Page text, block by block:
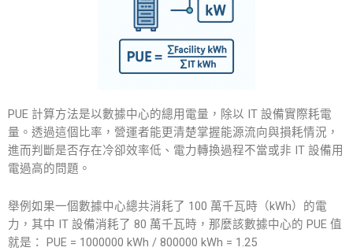
PUE 計算方法是以數據中心的總用電量，除以 IT 設備實際耗電
量。透過這個比率，營運者能更清楚掌握能源流向與損耗情況，
進而判斷是否存在冷卻效率低、電力轉換過程不當或非 IT 設備用
電過高的問題。
舉例如果一個數據中心總共消耗了 100 萬千瓦時（kWh）的電
力，其中 IT 設備消耗了 80 萬千瓦時，那麼該數據中心的 PUE 值
就是： PUE = 1000000 kWh / 800000 kWh = 1.25